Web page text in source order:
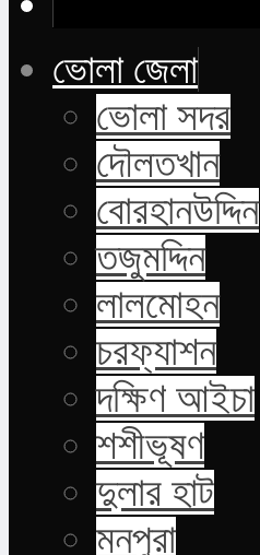
ভোলা জেলা
ভোলা সদর
দৌলতখান
বোরহানউদ্দিন
তজুমদ্দিন
লালমোহন
চরফ্যাশন
দক্ষিণ আইচা
শশীভূষণ
দুলার হাট
মনপুরা